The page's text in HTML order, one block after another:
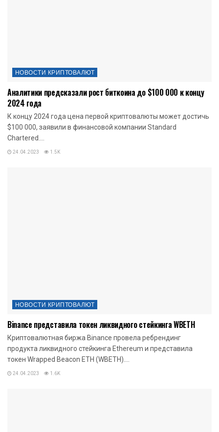
НОВОСТИ КРИПТОВАЛЮТ
Аналитики предсказали рост биткоина до $100 000 к концу
2024 года
К концу 2024 года цена первой криптовалюты может достичь
$100 000, заявили в финансовой компании Standard
Chartered....
24.04.2023 1.5K
НОВОСТИ КРИПТОВАЛЮТ
Binance представила токен ликвидного стейкинга WBETH
Криптовалютная биржа Binance провела ребрендинг
продукта ликвидного стейкинга Ethereum и представила
токен Wrapped Beacon ETH (WBETH)....
24.04.2023 1.6K